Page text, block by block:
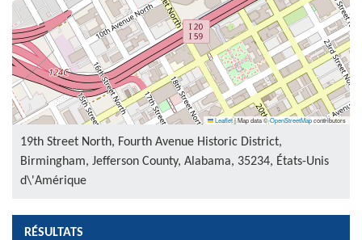
Leaflet|Map data ©OpenStreetMapcontributors
19th Street North, Fourth Avenue Historic District,
Birmingham, Jefferson County, Alabama, 35234, États-Unis
d\'Amérique
RÉSULTATS